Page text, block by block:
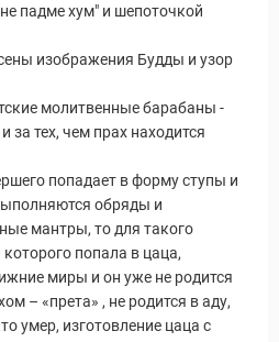
падме хум" и шепоточкой
изображения Будды и узор
молитвенные барабаны -
тех, чем прах находится
попадает в форму ступы и
обряды и
мантры, то для такого
попала в цаца,
миры и он уже не родится
– «прета» , не родится в аду,
умер, изготовление цаца с